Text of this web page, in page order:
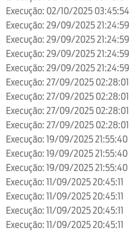
Execução: 02/10/2025 03:45:54
Execução: 29/09/2025 21:24:59
Execução: 29/09/2025 21:24:59
Execução: 29/09/2025 21:24:59
Execução: 29/09/2025 21:24:59
Execução: 27/09/2025 02:28:01
Execução: 27/09/2025 02:28:01
Execução: 27/09/2025 02:28:01
Execução: 27/09/2025 02:28:01
Execução: 19/09/2025 21:55:40
Execução: 19/09/2025 21:55:40
Execução: 19/09/2025 21:55:40
Execução: 11/09/2025 20:45:11
Execução: 11/09/2025 20:45:11
Execução: 11/09/2025 20:45:11
Execução: 11/09/2025 20:45:11